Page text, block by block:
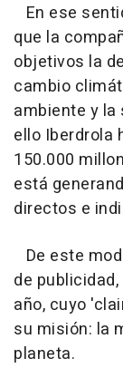
En ese
que la
objetivos la
cambio
ambiente y la
ello Iberdrola
150.000
está
directos e
De este
de
año, cuyo
su misión: la
planeta.